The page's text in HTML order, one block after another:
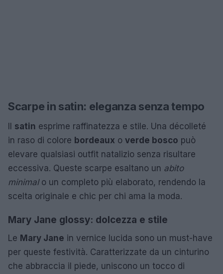
Scarpe in satin: eleganza senza tempo
Il satin esprime raffinatezza e stile. Una décolleté
in raso di colore bordeaux o verde bosco può
elevare qualsiasi outfit natalizio senza risultare
eccessiva. Queste scarpe esaltano un abito
minimalo un completo più elaborato, rendendo la
scelta originale e chic per chi ama la moda.
Mary Jane glossy: dolcezza e stile
Le Mary Jane in vernice lucida sono un must-have
per queste festività. Caratterizzate da un cinturino
che abbraccia il piede, uniscono un tocco di